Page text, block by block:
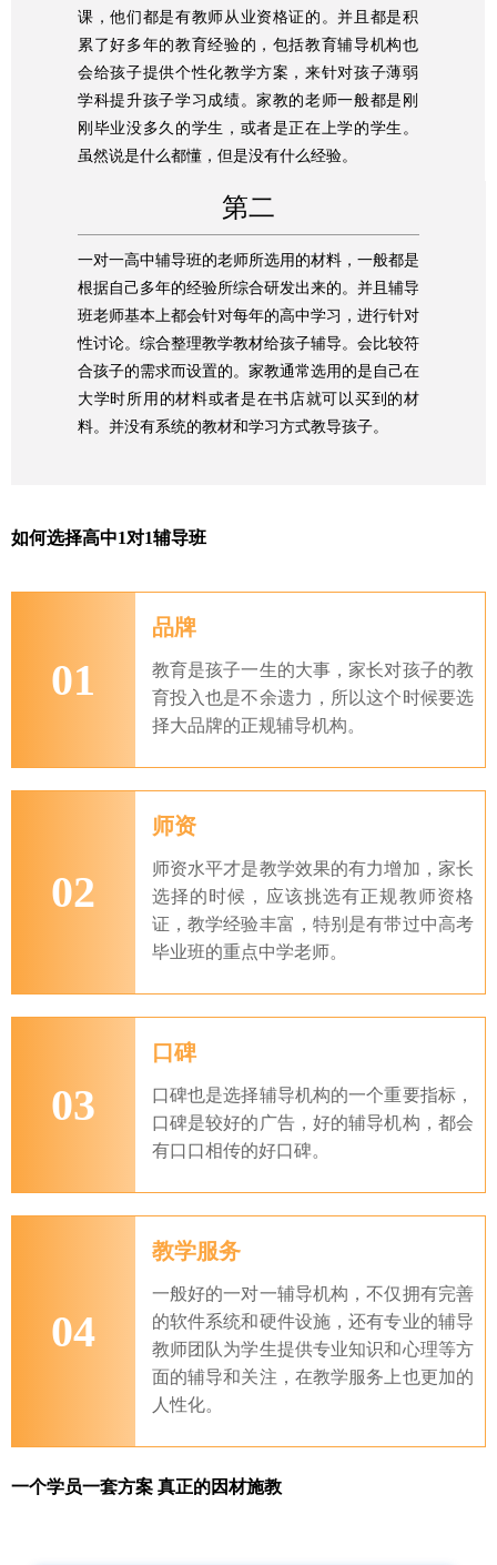
课，他们都是有教师从业资格证的。并且都是积
累了好多年的教育经验的，包括教育辅导机构也
会给孩子提供个性化教学方案，来针对孩子薄弱
学科提升孩子学习成绩。家教的老师一般都是刚
刚毕业没多久的学生，或者是正在上学的学生。
虽然说是什么都懂，但是没有什么经验。
第二
一对一高中辅导班的老师所选用的材料，一般都是
根据自己多年的经验所综合研发出来的。并且辅导
班老师基本上都会针对每年的高中学习，进行针对
性讨论。综合整理教学教材给孩子辅导。会比较符
合孩子的需求而设置的。家教通常选用的是自己在
大学时所用的材料或者是在书店就可以买到的材
料。并没有系统的教材和学习方式教导孩子。
如何选择高中1对1辅导班
01
品牌
教育是孩子一生的大事，家长对孩子的教
育投入也是不余遗力，所以这个时候要选
择大品牌的正规辅导机构。
02
师资
师资水平才是教学效果的有力增加，家长
选择的时候，应该挑选有正规教师资格
证，教学经验丰富，特别是有带过中高考
毕业班的重点中学老师。
03
口碑
口碑也是选择辅导机构的一个重要指标，
口碑是较好的广告，好的辅导机构，都会
有口口相传的好口碑。
04
教学服务
一般好的一对一辅导机构，不仅拥有完善
的软件系统和硬件设施，还有专业的辅导
教师团队为学生提供专业知识和心理等方
面的辅导和关注，在教学服务上也更加的
人性化。
一个学员一套方案 真正的因材施教